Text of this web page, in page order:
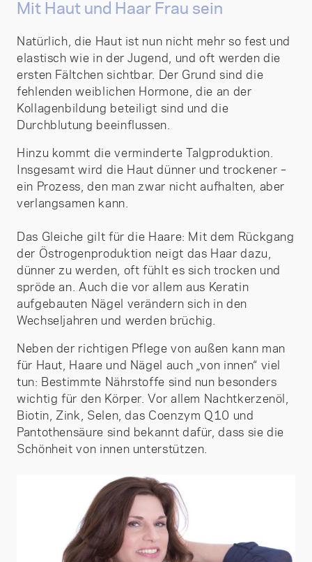
Mit Haut und Haar Frau sein
Natürlich, die Haut ist nun nicht mehr so fest und
elastisch wie in der Jugend, und oft werden die
ersten Fältchen sichtbar. Der Grund sind die
fehlenden weiblichen Hormone, die an der
Kollagenbildung beteiligt sind und die
Durchblutung beeinflussen.
Hinzu kommt die verminderte Talgproduktion.
Insgesamt wird die Haut dünner und trockener –
ein Prozess, den man zwar nicht aufhalten, aber
verlangsamen kann.
Das Gleiche gilt für die Haare: Mit dem Rückgang
der Östrogenproduktion neigt das Haar dazu,
dünner zu werden, oft fühlt es sich trocken und
spröde an. Auch die vor allem aus Keratin
aufgebauten Nägel verändern sich in den
Wechseljahren und werden brüchig.
Neben der richtigen Pflege von außen kann man
für Haut, Haare und Nägel auch „von innen“ viel
tun: Bestimmte Nährstoffe sind nun besonders
wichtig für den Körper. Vor allem Nachtkerzenöl,
Biotin, Zink, Selen, das Coenzym Q10 und
Pantothensäure sind bekannt dafür, dass sie die
Schönheit von innen unterstützen.